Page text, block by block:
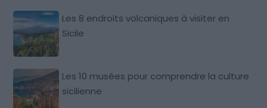
Les 8 endroits volcaniques à visiter en
Sicile
Les 10 musées pour comprendre la culture
sicilienne